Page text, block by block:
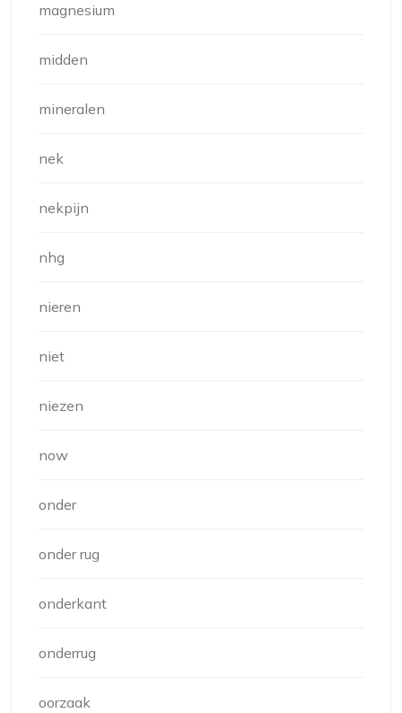
magnesium
midden
mineralen
nek
nekpijn
nhg
nieren
niet
niezen
now
onder
onder rug
onderkant
onderrug
oorzaak